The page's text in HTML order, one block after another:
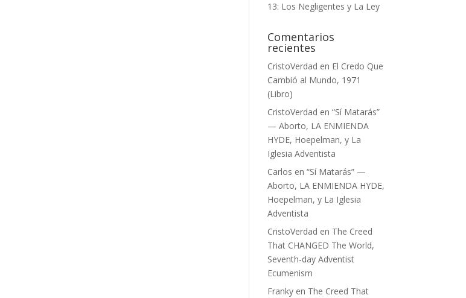
13: Los Negligentes y La Ley
Comentarios
recientes
CristoVerdad en El Credo Que
Cambió al Mundo, 1971
(Libro)
CristoVerdad en“Sí Matarás”
— Aborto, LA ENMIENDA
HYDE, Hoepelman, y La
Iglesia Adventista
Carlos en“Sí Matarás” —
Aborto, LA ENMIENDA HYDE,
Hoepelman, y La Iglesia
Adventista
CristoVerdad en The Creed
That CHANGED The World,
Seventh-day Adventist
Ecumenism
Franky en The Creed That